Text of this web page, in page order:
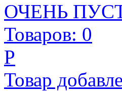
ОЧЕНЬ
Товаров: 0
Р
Товар